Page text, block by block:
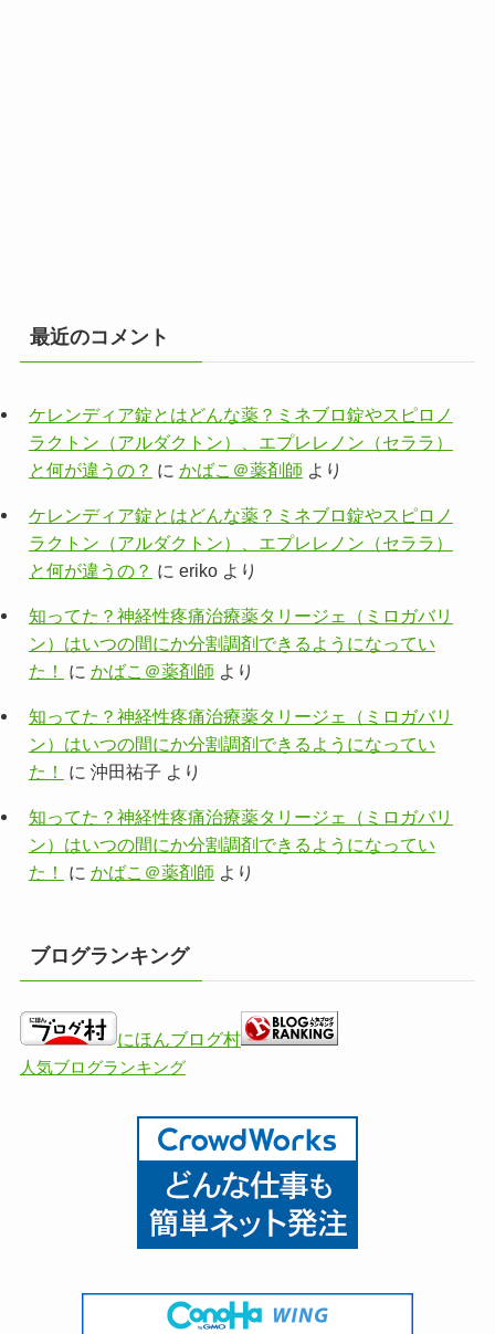
最近のコメント
ケレンディア錠とはどんな薬？ミネブロ錠やスピロノ
ラクトン（アルダクトン）、エプレレノン（セララ）
と何が違うの？ に かばこ＠薬剤師 より
ケレンディア錠とはどんな薬？ミネブロ錠やスピロノ
ラクトン（アルダクトン）、エプレレノン（セララ）
と何が違うの？ に erikoより
知ってた？神経性疼痛治療薬タリージェ（ミロガバリ
ン）はいつの間にか分割調剤できるようになってい
た！
に かばこ＠薬剤師 より
知ってた？神経性疼痛治療薬タリージェ（ミロガバリ
ン）はいつの間にか分割調剤できるようになってい
た！
に 沖田祐子 より
知ってた？神経性疼痛治療薬タリージェ（ミロガバリ
ン）はいつの間にか分割調剤できるようになってい
た！
に かばこ＠薬剤師 より
ブログランキング
にほんブログ村
人気ブログランキング